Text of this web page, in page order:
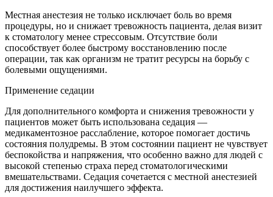
Местная анестезия не только исключает боль во время
процедуры, но и снижает тревожность пациента, делая визит
к стоматологу менее стрессовым. Отсутствие боли
способствует более быстрому восстановлению после
операции, так как организм не тратит ресурсы на борьбу с
болевыми ощущениями.
Применение седации
Для дополнительного комфорта и снижения тревожности у
пациентов может быть использована седация —
медикаментозное расслабление, которое помогает достичь
состояния полудремы. В этом состоянии пациент не чувствует
беспокойства и напряжения, что особенно важно для людей с
высокой степенью страха перед стоматологическими
вмешательствами. Седация сочетается с местной анестезией
для достижения наилучшего эффекта.